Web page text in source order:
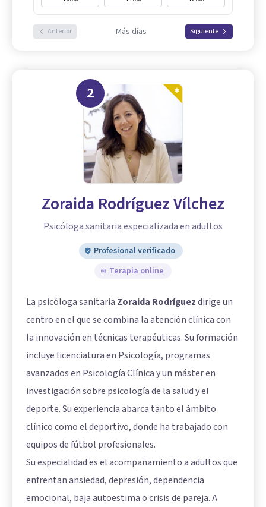
Anterior Más días Siguiente
2
Zoraida Rodríguez Vílchez
Psicóloga sanitaria especializada en adultos
Profesional verificado
Terapia online
La psicóloga sanitaria Zoraida Rodríguezdirige un
centro en el que se combina la atención clínica con
la innovación en técnicas terapéuticas. Su formación
incluye licenciatura en Psicología, programas
avanzados en Psicología Clínica y un máster en
investigación sobre psicología de la salud y el
deporte. Su experiencia abarca tanto el ámbito
clínico como el deportivo, donde ha trabajado con
equipos de fútbol profesionales.
Su especialidad es el acompañamiento a adultos que
enfrentan ansiedad, depresión, dependencia
emocional, baja autoestima o crisis de pareja. A